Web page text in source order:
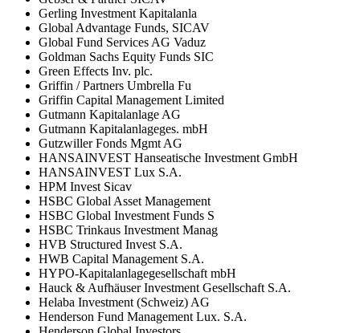
Gerling Investment Kapitalanla
Global Advantage Funds, SICAV
Global Fund Services AG Vaduz
Goldman Sachs Equity Funds SIC
Green Effects Inv. plc.
Griffin / Partners Umbrella Fu
Griffin Capital Management Limited
Gutmann Kapitalanlage AG
Gutmann Kapitalanlageges. mbH
Gutzwiller Fonds Mgmt AG
HANSAINVEST Hanseatische Investment GmbH
HANSAINVEST Lux S.A.
HPM Invest Sicav
HSBC Global Asset Management
HSBC Global Investment Funds S
HSBC Trinkaus Investment Manag
HVB Structured Invest S.A.
HWB Capital Management S.A.
HYPO-Kapitalanlagegesellschaft mbH
Hauck & Aufhäuser Investment Gesellschaft S.A.
Helaba Investment (Schweiz) AG
Henderson Fund Management Lux. S.A.